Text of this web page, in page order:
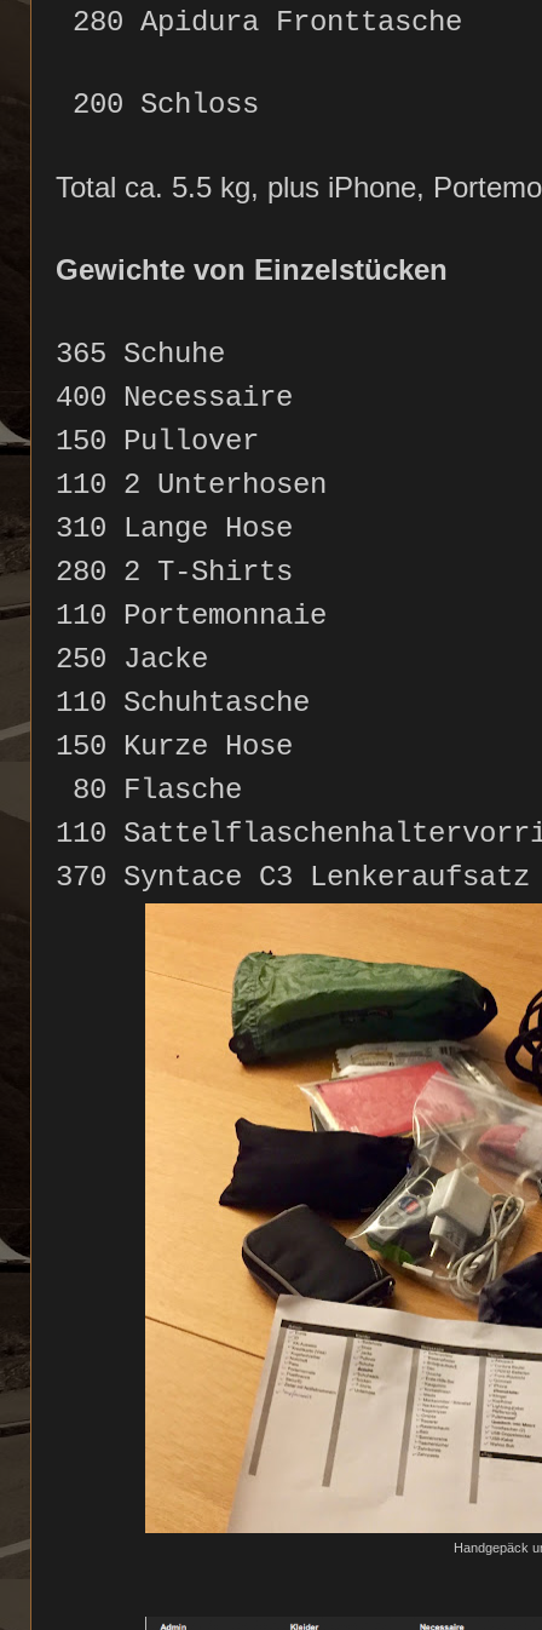
280 Apidura Fronttasche
200 Schloss
Total ca. 5.5 kg, plus iPhone,
Gewichte von Einzelstücken
365 Schuhe
400 Necessaire
150 Pullover
110 2 Unterhosen
310 Lange Hose
280 2 T-Shirts
110 Portemonnaie
250 Jacke
110 Schuhtasche
150 Kurze Hose
80 Flasche
110
370 Syntace C3
Handgepäck